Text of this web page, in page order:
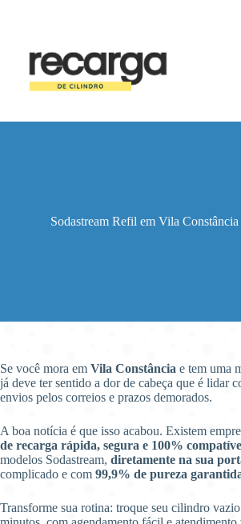
conteúdo
Sodastream Refil em Vila Constância
Se você mora em Vila Constância e tem uma
já deve ter sentido a dor de cabeça que é lidar
envios pelos correios e prazos demorados.
A boa notícia é que isso acabou. Existem
de recarga rápida, segura e 100%
modelos Sodastream, diretamente na sua
complicado e com 99,9% de pureza
Transforme sua rotina: troque seu cilindro